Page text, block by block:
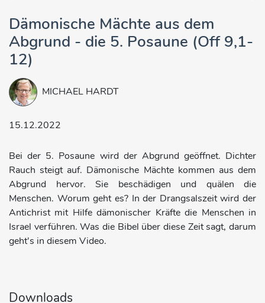
Dämonische Mächte aus dem
Abgrund - die 5. Posaune (Off 9,1-
12)
MICHAEL HARDT
15.12.2022
Bei der 5. Posaune wird der Abgrund geöffnet. Dichter
Rauch steigt auf. Dämonische Mächte kommen aus dem
Abgrund hervor. Sie beschädigen und quälen die
Menschen. Worum geht es? In der Drangsalszeit wird der
Antichrist mit Hilfe dämonischer Kräfte die Menschen in
Israel verführen. Was die Bibel über diese Zeit sagt, darum
geht's in diesem Video.
Downloads